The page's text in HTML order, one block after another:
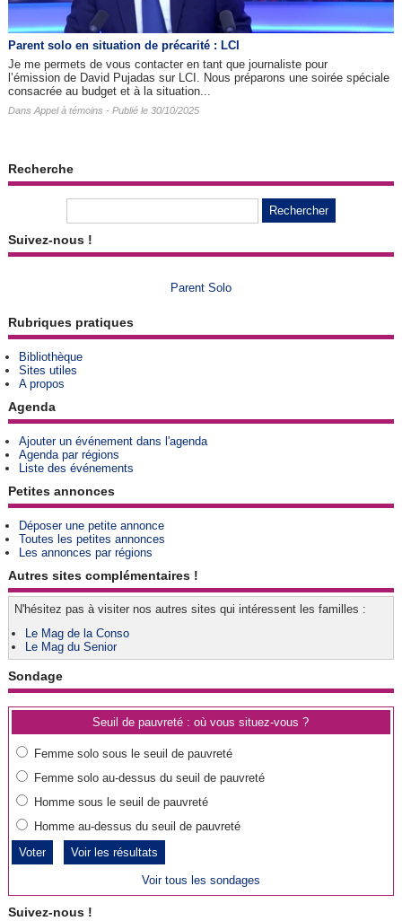
Parent solo en situation de précarité : LCI
Je me permets de vous contacter en tant que journaliste pour
l’émission de David Pujadas sur LCI. Nous préparons une soirée spéciale
consacrée au budget et à la situation...
Dans Appel à témoins - Publié le 30/10/2025
Recherche
Suivez-nous !
Parent Solo
Rubriques pratiques
Bibliothèque
Sites utiles
A propos
Agenda
Ajouter un événement dans l'agenda
Agenda par régions
Liste des événements
Petites annonces
Déposer une petite annonce
Toutes les petites annonces
Les annonces par régions
Autres sites complémentaires !
N'hésitez pas à visiter nos autres sites qui intéressent les familles :
Le Mag de la Conso
Le Mag du Senior
Sondage
Seuil de pauvreté : où vous situez-vous ?
Femme solo sous le seuil de pauvreté
Femme solo au-dessus du seuil de pauvreté
Homme sous le seuil de pauvreté
Homme au-dessus du seuil de pauvreté
Voir les résultats
Voir tous les sondages
Suivez-nous !